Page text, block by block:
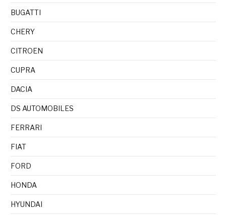
BUGATTI
CHERY
CITROEN
CUPRA
DACIA
DS AUTOMOBILES
FERRARI
FIAT
FORD
HONDA
HYUNDAI